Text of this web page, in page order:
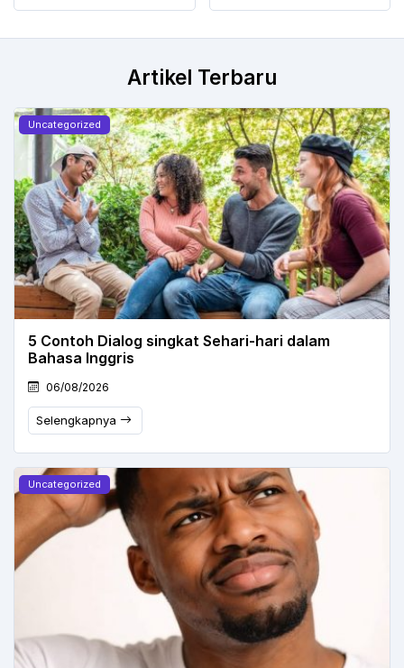
Artikel Terbaru
Uncategorized
5 Contoh Dialog singkat Sehari-hari dalam
Bahasa Inggris
06/08/2026
Selengkapnya
Uncategorized